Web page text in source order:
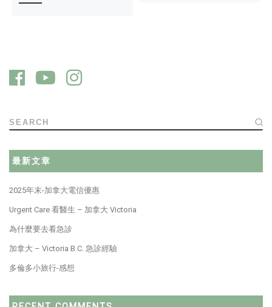
SEARCH
最新文章
2025年末-加拿大電信優惠
Urgent Care 看醫生 – 加拿大 Victoria
為什麼要去看急診
加拿大 – Victoria B.C. 急診經驗
多倫多小旅行-感想